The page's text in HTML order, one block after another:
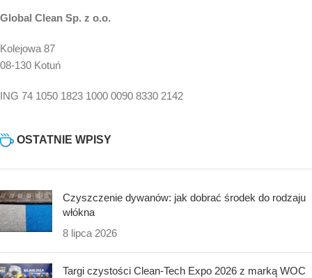
Global Clean Sp. z o.o.
Kolejowa 87
08-130 Kotuń
ING 74 1050 1823 1000 0090 8330 2142
OSTATNIE WPISY
Czyszczenie dywanów: jak dobrać środek do rodzaju
włókna
8 lipca 2026
Targi czystości Clean-Tech Expo 2026 z marką WOC